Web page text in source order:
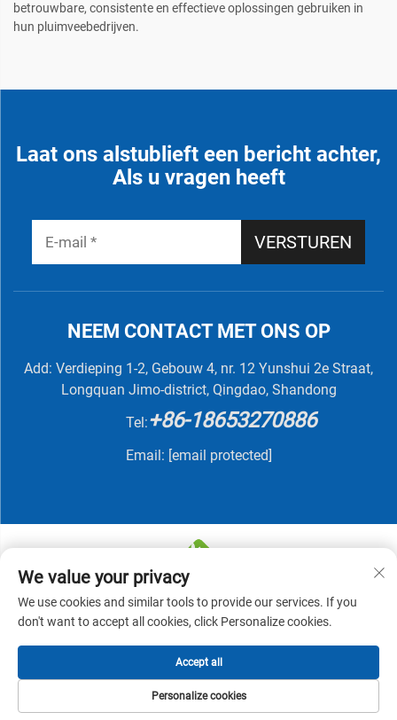
betrouwbare, consistente en effectieve oplossingen gebruiken in
hun pluimveebedrijven.
Laat ons alstublieft een bericht achter,
Als u vragen heeft
VERSTUREN
NEEM CONTACT MET ONS OP
Add: Verdieping 1-2, Gebouw 4, nr. 12 Yunshui 2e Straat,
Longquan Jimo-district, Qingdao, Shandong
Tel:+86-18653270886
Email: [email protected]
Copyright © 2025 QINGDAO NUTRIVIT BIOTECH CO.,
LTD - Privacybeleid
STARTPAGINA PRODUCTEN E-MAIL TEL
We value your privacy
We use cookies and similar tools to provide our services. If you
don't want to accept all cookies, click Personalize cookies.
Personalize cookies
Accept all